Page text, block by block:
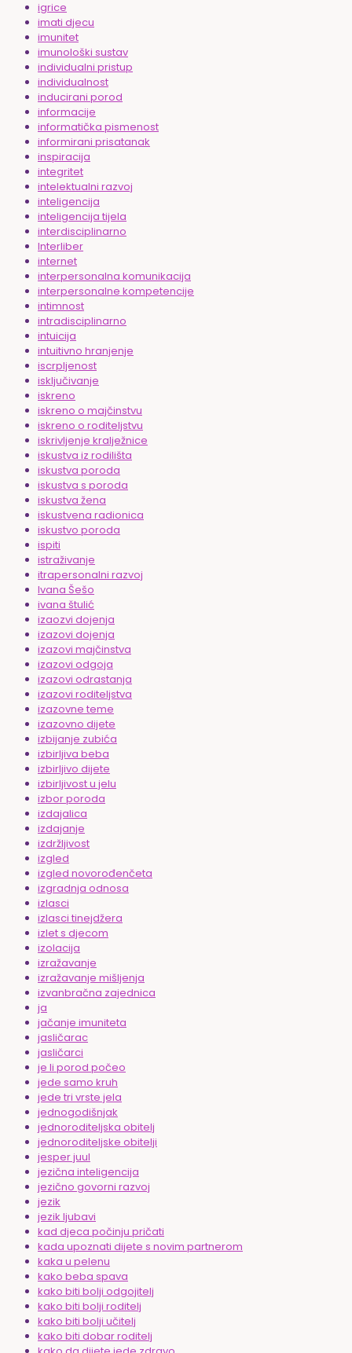
igrice
imati djecu
imunitet
imunološki sustav
individualni pristup
individualnost
inducirani porod
informacije
informatička pismenost
informirani prisatanak
inspiracija
integritet
intelektualni razvoj
inteligencija
inteligencija tijela
interdisciplinarno
Interliber
internet
interpersonalna komunikacija
interpersonalne kompetencije
intimnost
intradisciplinarno
intuicija
intuitivno hranjenje
iscrpljenost
isključivanje
iskreno
iskreno o majčinstvu
iskreno o roditeljstvu
iskrivljenje kralježnice
iskustva iz rodilišta
iskustva poroda
iskustva s poroda
iskustva žena
iskustvena radionica
iskustvo poroda
ispiti
istraživanje
itrapersonalni razvoj
Ivana Šešo
ivana štulić
izaozvi dojenja
izazovi dojenja
izazovi majčinstva
izazovi odgoja
izazovi odrastanja
izazovi roditeljstva
izazovne teme
izazovno dijete
izbijanje zubića
izbirljiva beba
izbirljivo dijete
izbirljivost u jelu
izbor poroda
izdajalica
izdajanje
izdržljivost
izgled
izgled novorođenčeta
izgradnja odnosa
izlasci
izlasci tinejdžera
izlet s djecom
izolacija
izražavanje
izražavanje mišljenja
izvanbračna zajednica
ja
jačanje imuniteta
jasličarac
jasličarci
je li porod počeo
jede samo kruh
jede tri vrste jela
jednogodišnjak
jednoroditeljska obitelj
jednoroditeljske obitelji
jesper juul
jezična inteligencija
jezično govorni razvoj
jezik
jezik ljubavi
kad djeca počinju pričati
kada upoznati dijete s novim partnerom
kaka u pelenu
kako beba spava
kako biti bolji odgojitelj
kako biti bolji roditelj
kako biti bolji učitelj
kako biti dobar roditelj